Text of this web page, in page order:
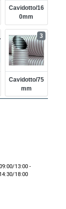
Cavidotto/16
0mm
Cavidotto/75
Mm
3
09:00/13:00 -
18:00